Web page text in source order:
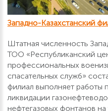
Западно-Казахстанский
Штатная численность
ТОО «Республиканский
профессиональных
спасательных служб»
филиал выполняет
ликвидации
нефтегазовых фонтанов